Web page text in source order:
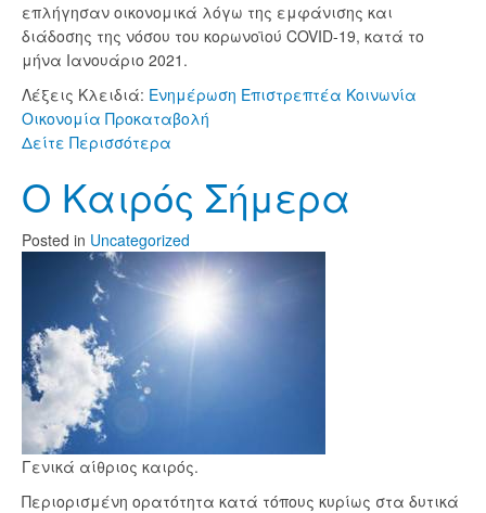
επλήγησαν οικονομικά λόγω της εμφάνισης και
διάδοσης της νόσου του κορωνοϊού COVID-19, κατά το
μήνα Ιανουάριο 2021.
Λέξεις Κλειδιά: Ενημέρωση Επιστρεπτέα Κοινωνία
Οικονομία Προκαταβολή
Δείτε Περισσότερα
Ο Καιρός Σήμερα
Posted in Uncategorized
Γενικά αίθριος καιρός.
Περιορισμένη ορατότητα κατά τόπους κυρίως στα δυτικά